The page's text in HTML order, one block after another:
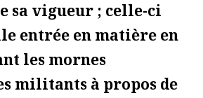
sa vigueur ; celle-ci
entrée en matière en
les mornes
militants à propos de